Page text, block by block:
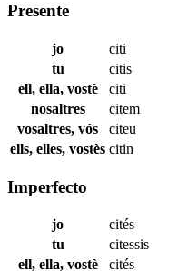
Presente
jo
citi
tu
citis
ell, ella, vostè
citi
nosaltres
citem
vosaltres, vós
citeu
ells, elles, vostès citin
Imperfecto
jo
cités
tu
citessis
ell, ella, vostè
cités